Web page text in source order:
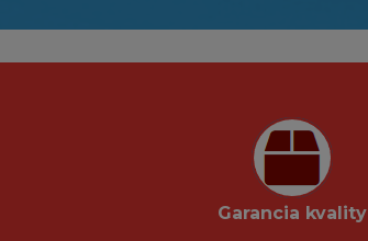
Garancia kvality